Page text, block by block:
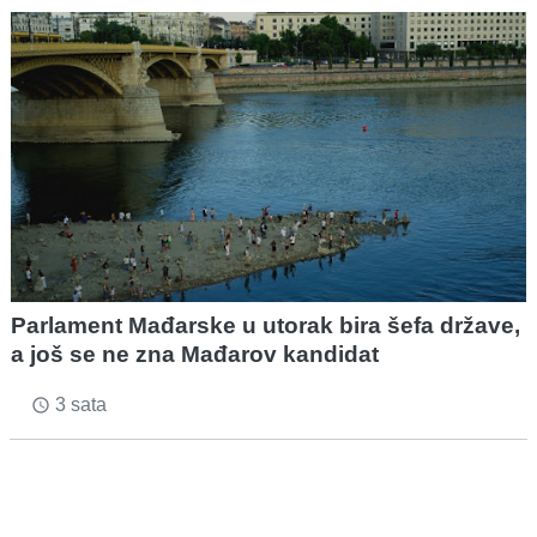
Parlament Mađarske u utorak bira šefa države,
a još se ne zna Mađarov kandidat
access_time 3 sata